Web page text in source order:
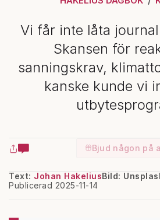
Vi får inte låta
Skansen för
sanningskrav,
kanske kunde vi
Bjud någon på
Text: Johan Hakelius
Publicerad 2025-11-14
Bild: